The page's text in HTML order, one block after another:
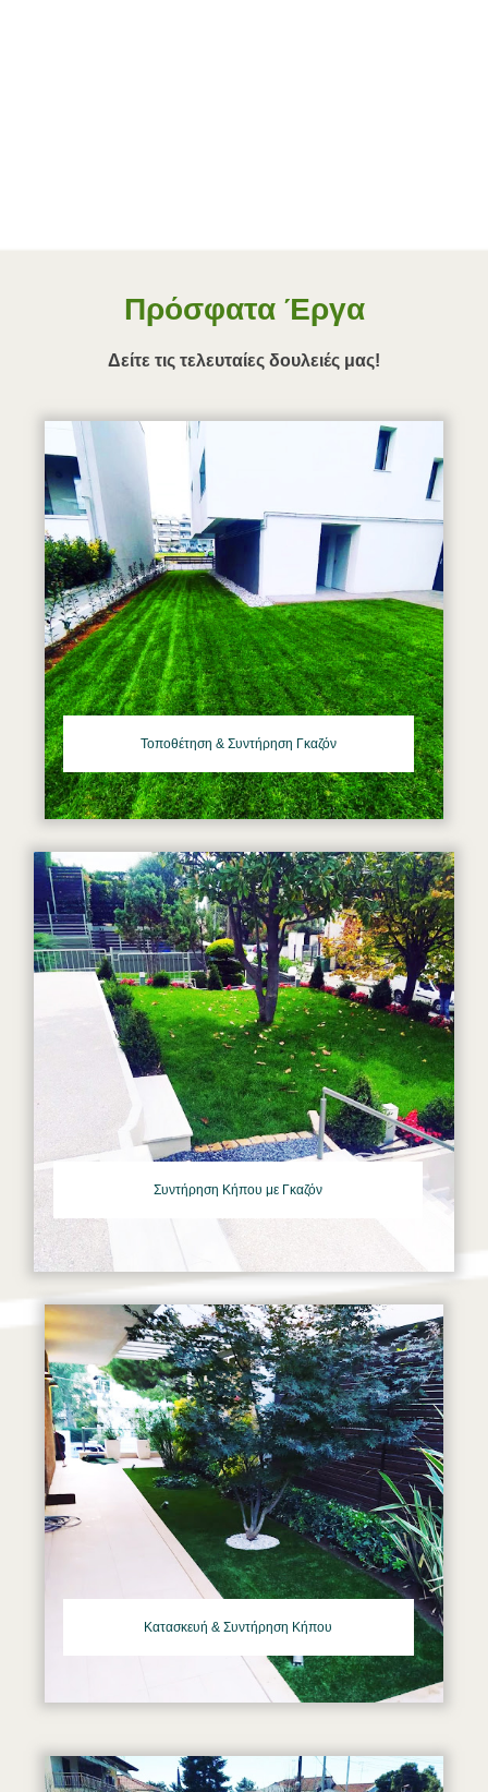
Πρόσφατα Έργα
Δείτε τις τελευταίες δουλειές μας!
Τοποθέτηση & Συντήρηση Γκαζόν
Συντήρηση Κήπου με Γκαζόν
Κατασκευή & Συντήρηση Κήπου